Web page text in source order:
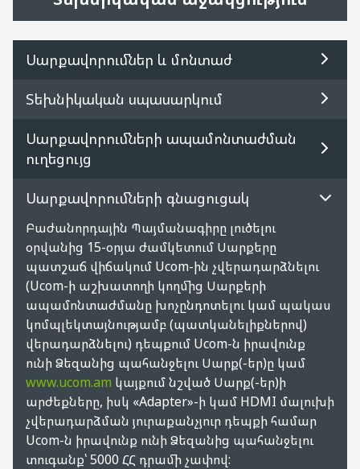
Unity սակագնային պլան
Unity մարզային
Unity սակագնային պլանի
նկարագրություն ու մատուցման
Հատուկ առաջարկ Unity 12500
բաժանորդների համար
Հատուկ առաջարկ
Ակտիվացում և միացում
Կարևոր հրահանգներ
Ծառայություններ
Սակագնային պլանների
փոփոխություն
Սարքավորումներ և մոնտաժ
Տեխնիկական սպասարկում
Սարքավորումների ապամոնտաժման
ուղեցույց
Սարքավորումների գնացուցակ
Բաժանորդային Պայմանագիրը լուծելու
օրվանից 15-օրյա ժամկետում Սարքերը
պատշաճ վիճակում Ucom-ին չվերադարձնելու
(Ucom-ի աշխատողի կողմից Սարքերի
ապամոնտաժմանը խոչընդոտելու կամ պակաս
կոմպլեկտայնությամբ (պատկանելիքներով)
վերադարձնելու) դեպքում Ucom-ն իրավունք
ունի Ձեզանից պահանջելու Սարք(-եր)ը կամ
www.ucom.am կայքում նշված Սարք(-եր)ի
արժեքները, իսկ «Adapter»-ի կամ HDMI մալուխի
չվերադարձման յուրաքանչյուր դեպքի համար
Ucom-ն իրավունք ունի Ձեզանից պահանջելու
տուգանք՝ 5000 ՀՀ դրամի չափով: